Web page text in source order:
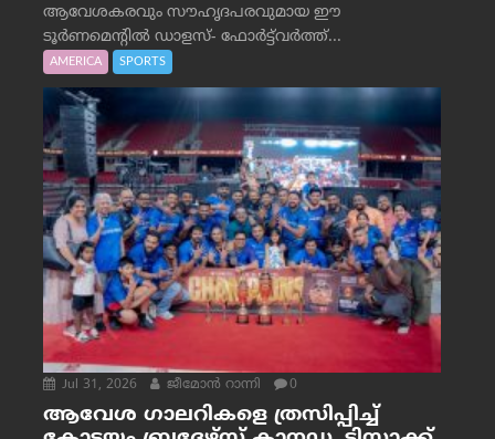
ആവേശകരവും സൗഹൃദപരവുമായ ഈ
ടൂർണമെന്റിൽ ഡാളസ്- ഫോർട്ട്‌വര്‍ത്ത്...
AMERICA SPORTS
Jul 31, 2026 ജീമോന്‍ റാന്നി 0
ആവേശ ഗാലറികളെ ത്രസിപ്പിച്ച്